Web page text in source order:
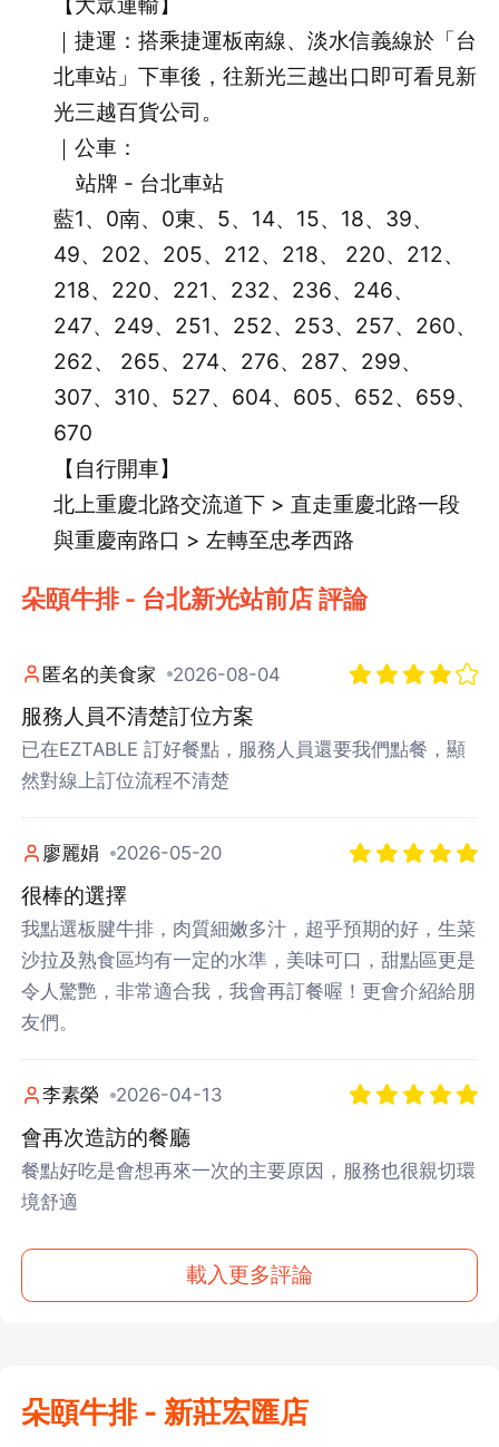
｜捷運：搭乘捷運板南線、淡水信義線於「台
北車站」下車後，往新光三越出口即可看見新
光三越百貨公司。
｜公車：
站牌 - 台北車站
藍1、0南、0東、5、14、15、18、39、
49、202、205、212、218、 220、212、
218、220、221、232、236、246、
247、249、251、252、253、257、260、
262、 265、274、276、287、299、
307、310、527、604、605、652、659、
670
【自行開車】
北上重慶北路交流道下 > 直走重慶北路一段
與重慶南路口 > 左轉至忠孝西路
朵頤牛排 - 台北新光站前店 評論
匿名的美食家 2026-08-04
服務人員不清楚訂位方案
已在EZTABLE 訂好餐點，服務人員還要我們點餐，顯
然對線上訂位流程不清楚
廖麗娟 2026-05-20
很棒的選擇
我點選板腱牛排，肉質細嫩多汁，超乎預期的好，生菜
沙拉及熟食區均有一定的水準，美味可口，甜點區更是
令人驚艷，非常適合我，我會再訂餐喔！更會介紹給朋
友們。
李素榮 2026-04-13
會再次造訪的餐廳
餐點好吃是會想再來一次的主要原因，服務也很親切環
境舒適
載入更多評論
朵頤牛排 - 新莊宏匯店